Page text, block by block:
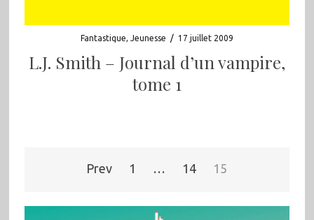
Fantastique, Jeunesse / 17 juillet 2009
L.J. Smith – Journal d’un vampire,
tome 1
Prev 1 … 14 15